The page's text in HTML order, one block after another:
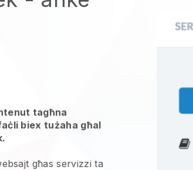
tagħna
biex tużaha għal
għasservizzi ta